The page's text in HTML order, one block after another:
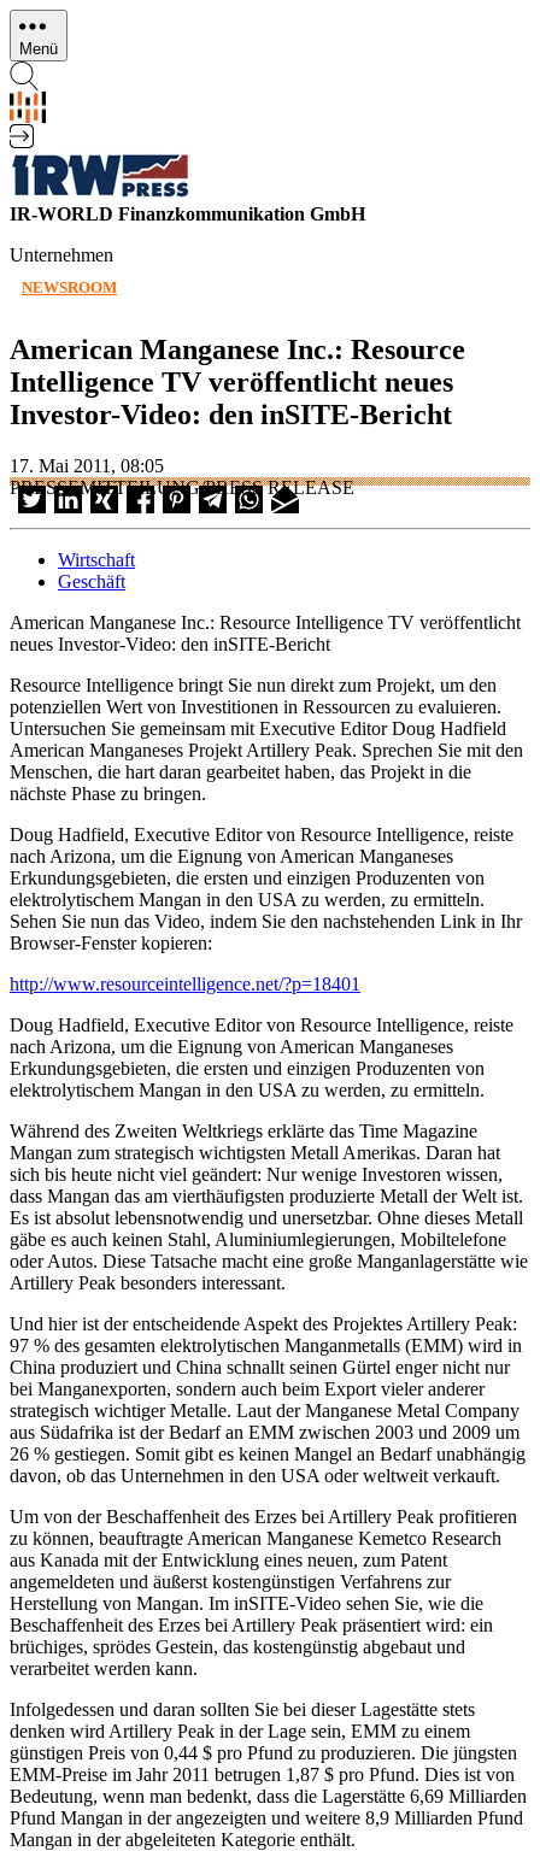
Direkt
zum
Inhalt
Menü
IR-WORLD Finanzkommunikation GmbH
Unternehmen
NEWSROOM
American Manganese Inc.: Resource
Intelligence TV veröffentlicht neues
Investor-Video: den inSITE-Bericht
17. Mai 2011, 08:05
PRESSEMITTEILUNG/PRESS RELEASE
Wirtschaft
Geschäft
American Manganese Inc.: Resource Intelligence TV veröffentlicht
neues Investor-Video: den inSITE-Bericht
Resource Intelligence bringt Sie nun direkt zum Projekt, um den
potenziellen Wert von Investitionen in Ressourcen zu evaluieren.
Untersuchen Sie gemeinsam mit Executive Editor Doug Hadfield
American Manganeses Projekt Artillery Peak. Sprechen Sie mit den
Menschen, die hart daran gearbeitet haben, das Projekt in die
nächste Phase zu bringen.
Doug Hadfield, Executive Editor von Resource Intelligence, reiste
nach Arizona, um die Eignung von American Manganeses
Erkundungsgebieten, die ersten und einzigen Produzenten von
elektrolytischem Mangan in den USA zu werden, zu ermitteln.
Sehen Sie nun das Video, indem Sie den nachstehenden Link in Ihr
Browser-Fenster kopieren:
http://www.resourceintelligence.net/?p=18401
Doug Hadfield, Executive Editor von Resource Intelligence, reiste
nach Arizona, um die Eignung von American Manganeses
Erkundungsgebieten, die ersten und einzigen Produzenten von
elektrolytischem Mangan in den USA zu werden, zu ermitteln.
Während des Zweiten Weltkriegs erklärte das Time Magazine
Mangan zum strategisch wichtigsten Metall Amerikas. Daran hat
sich bis heute nicht viel geändert: Nur wenige Investoren wissen,
dass Mangan das am vierthäufigsten produzierte Metall der Welt ist.
Es ist absolut lebensnotwendig und unersetzbar. Ohne dieses Metall
gäbe es auch keinen Stahl, Aluminiumlegierungen, Mobiltelefone
oder Autos. Diese Tatsache macht eine große Manganlagerstätte wie
Artillery Peak besonders interessant.
Und hier ist der entscheidende Aspekt des Projektes Artillery Peak:
97 % des gesamten elektrolytischen Manganmetalls (EMM) wird in
China produziert und China schnallt seinen Gürtel enger nicht nur
bei Manganexporten, sondern auch beim Export vieler anderer
strategisch wichtiger Metalle. Laut der Manganese Metal Company
aus Südafrika ist der Bedarf an EMM zwischen 2003 und 2009 um
26 % gestiegen. Somit gibt es keinen Mangel an Bedarf unabhängig
davon, ob das Unternehmen in den USA oder weltweit verkauft.
Um von der Beschaffenheit des Erzes bei Artillery Peak profitieren
zu können, beauftragte American Manganese Kemetco Research
aus Kanada mit der Entwicklung eines neuen, zum Patent
angemeldeten und äußerst kostengünstigen Verfahrens zur
Herstellung von Mangan. Im inSITE-Video sehen Sie, wie die
Beschaffenheit des Erzes bei Artillery Peak präsentiert wird: ein
brüchiges, sprödes Gestein, das kostengünstig abgebaut und
verarbeitet werden kann.
Infolgedessen und daran sollten Sie bei dieser Lagestätte stets
denken wird Artillery Peak in der Lage sein, EMM zu einem
günstigen Preis von 0,44 $ pro Pfund zu produzieren. Die jüngsten
EMM-Preise im Jahr 2011 betrugen 1,87 $ pro Pfund. Dies ist von
Bedeutung, wenn man bedenkt, dass die Lagerstätte 6,69 Milliarden
Pfund Mangan in der angezeigten und weitere 8,9 Milliarden Pfund
Mangan in der abgeleiteten Kategorie enthält.